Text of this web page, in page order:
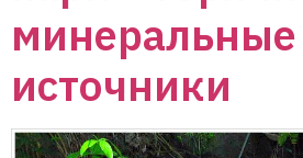
минеральные
источники